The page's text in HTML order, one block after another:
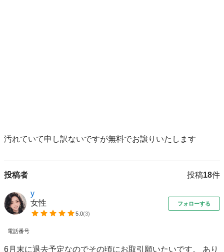
汚れていて申し訳ないですが無料でお譲りいたします
投稿者 投稿18件
y
女性
5.0(3)
フォローする
電話番号
6月末に退去予定なのでその頃にお取引願いたいです。 あり